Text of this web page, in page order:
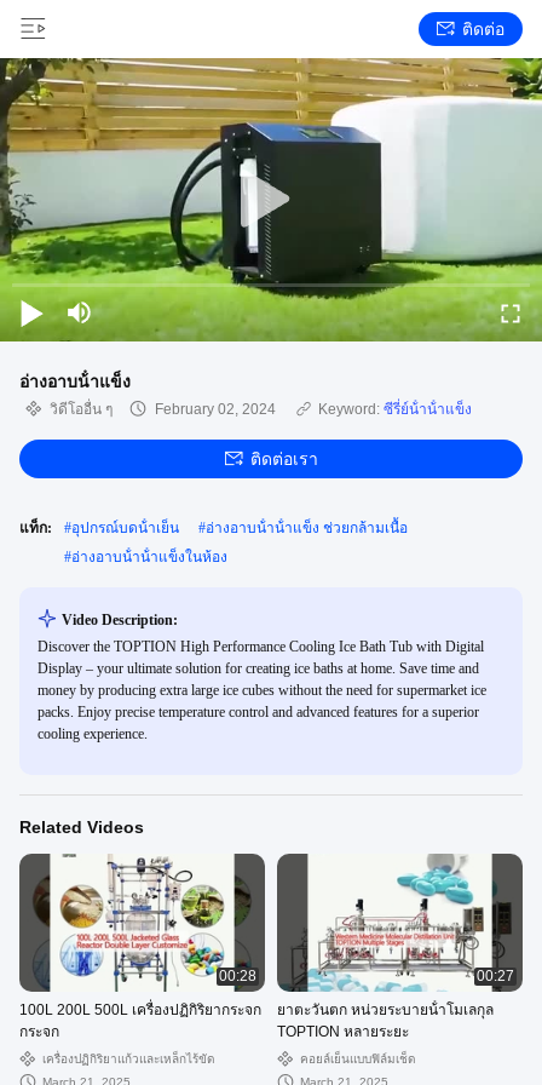
ติดต่อ
อ่างอาบน้ําแข็ง
วิดีโออื่น ๆ February 02, 2024 Keyword: ซีรี่ย์น้ําน้ําแข็ง
ติดต่อเรา
แท็ก: #อุปกรณ์บดน้ําเย็น #อ่างอาบน้ําน้ําแข็ง ช่วยกล้ามเนื้อ
#อ่างอาบน้ําน้ําแข็งในห้อง
Video Description:
Discover the TOPTION High Performance Cooling Ice Bath Tub with Digital
Display – your ultimate solution for creating ice baths at home. Save time and
money by producing extra large ice cubes without the need for supermarket ice
packs. Enjoy precise temperature control and advanced features for a superior
cooling experience.
Related Videos
00:28
100L 200L 500L เครื่องปฏิกิริยากระจก
กระจก
เครื่องปฏิกิริยาแก้วและเหล็กไร้ขัด
March 21, 2025
00:27
ยาตะวันตก หน่วยระบายน้ําโมเลกุล
TOPTION หลายระยะ
คอยล์เย็นแบบฟิล์มเช็ด
March 21, 2025